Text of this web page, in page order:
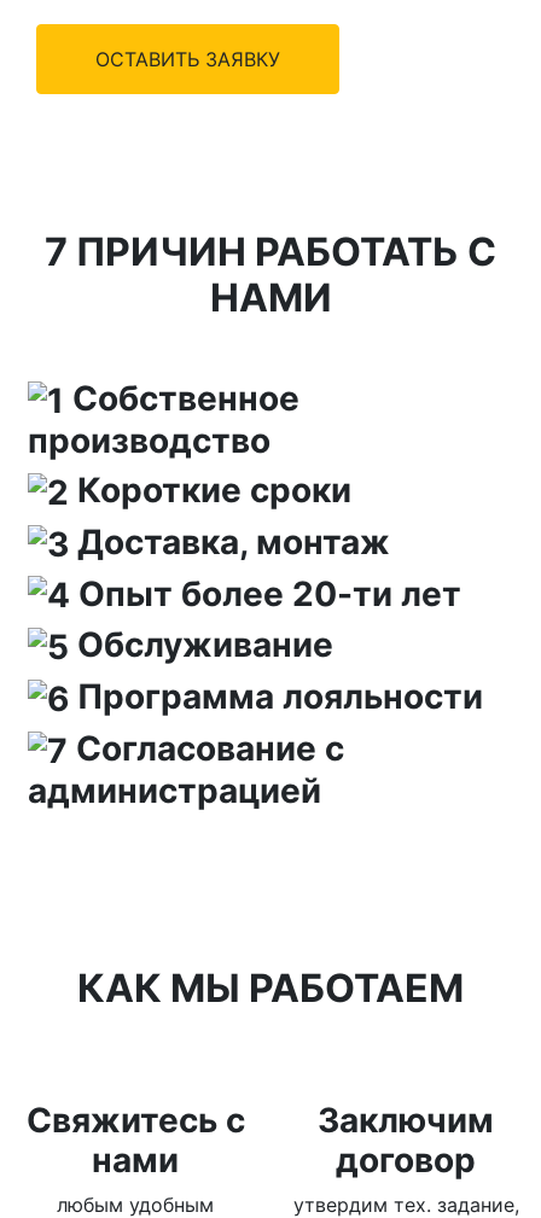
ОСТАВИТЬ ЗАЯВКУ
7 ПРИЧИН РАБОТАТЬ С
НАМИ
Собственное
производство
Короткие сроки
Доставка, монтаж
Опыт более 20-ти лет
Обслуживание
Программа лояльности
Согласование с
администрацией
КАК МЫ РАБОТАЕМ
Свяжитесь с
нами
любым удобным
Заключим
договор
утвердим тех. задание,